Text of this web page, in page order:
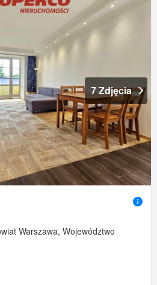
7 Zdjęcia
Warszawa, Województwo